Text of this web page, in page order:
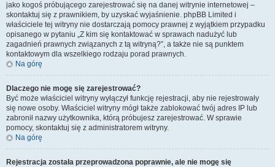
jako kogoś próbującego zarejestrować się na danej witrynie internetowej –
skontaktuj się z prawnikiem, by uzyskać wyjaśnienie. phpBB Limited i
właściciele tej witryny nie dostarczają pomocy prawnej z wyjątkiem przypadku
opisanego w pytaniu „Z kim się kontaktować w sprawach nadużyć lub
zagadnień prawnych związanych z tą witryną?”, a także nie są punktem
kontaktowym dla wszelkiego rodzaju porad prawnych.
Na górę
Dlaczego nie mogę się zarejestrować?
Być może właściciel witryny wyłączył funkcję rejestracji, aby nie rejestrowały
się nowe osoby. Właściciel witryny mógł także zablokować twój adres IP lub
zabronił nazwy użytkownika, którą próbujesz zarejestrować. W sprawie
pomocy, skontaktuj się z administratorem witryny.
Na górę
Rejestracja została przeprowadzona poprawnie, ale nie mogę się